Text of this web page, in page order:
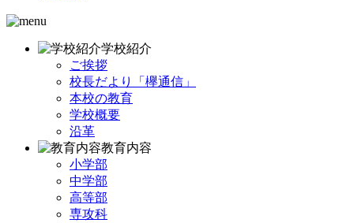
学校紹介
ご挨拶
校長だより「欅通信」
本校の教育
学校概要
沿革
教育内容
小学部
中学部
高等部
専攻科